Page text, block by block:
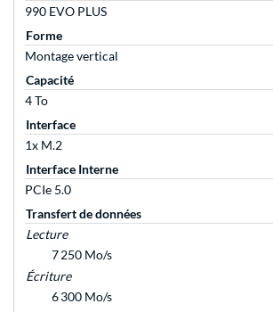
990 EVO PLUS
Forme
Montage vertical
Capacité
4 To
Interface
1x M.2
Interface Interne
PCIe 5.0
Transfert de données
Lecture
7 250 Mo/s
Écriture
6 300 Mo/s